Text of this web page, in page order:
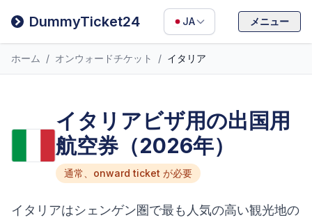
DummyTicket24 JA
Filipino
Deutsch
Español
メニュー
ホーム / オンウォードチケット / イタリア
イタリアビザ用の出国用
航空券（2026年）
通常、onward ticket が必要
イタリアはシェンゲン圏で最も人気の高い観光地の